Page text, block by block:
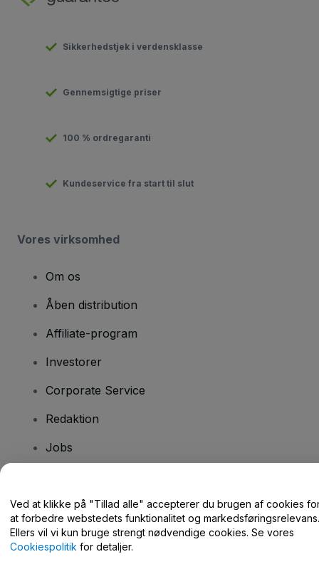
Sikkerhedstjek i verdensklasse
Gennemsigtige priser
100 % ordregaranti
Kundeservice fra start til slut
Vores virksomhed
Om os
Åben distribution
Affiliate-program
Investorer
Corporate Service
Redaktion
Jobs
Har du spørgsmål?
Hjælpecenter / Kontakt os
Ved at klikke på "Tillad alle" accepterer du brugen af cookies
at forbedre webstedets funktionalitet og markedsføringsrelevans.
Ellers vil vi kun bruge strengt nødvendige cookies. Se vores
Cookiespolitik for detaljer.